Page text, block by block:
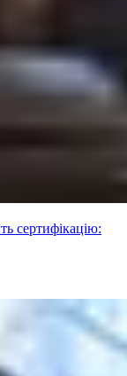
сертифікацію: